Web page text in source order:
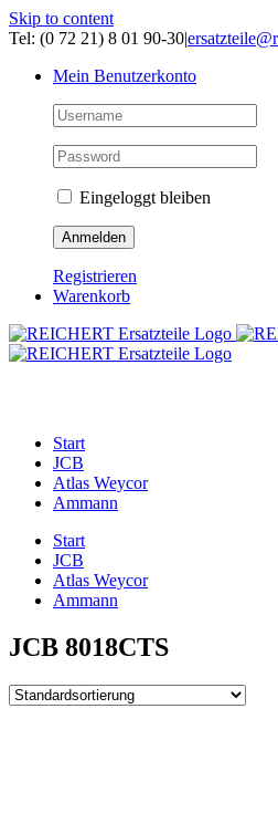
Skip to content
Tel: (0 72 21) 8 01 90-30|
Mein Benutzerkonto
Eingeloggt bleiben
Registrieren
Warenkorb
Start
JCB
Atlas Weycor
Ammann
Start
JCB
Atlas Weycor
Ammann
JCB 8018CTS